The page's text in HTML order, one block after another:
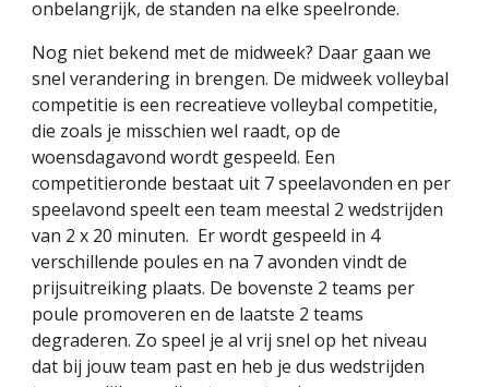
onbelangrijk, de standen na elke speelronde.
Nog niet bekend met de midweek? Daar gaan we
snel verandering in brengen. De midweek volleybal
competitie is een recreatieve volleybal competitie,
die zoals je misschien wel raadt, op de
woensdagavond wordt gespeeld. Een
competitieronde bestaat uit 7 speelavonden en per
speelavond speelt een team meestal 2 wedstrijden
van 2 x 20 minuten. Er wordt gespeeld in 4
verschillende poules en na 7 avonden vindt de
prijsuitreiking plaats. De bovenste 2 teams per
poule promoveren en de laatste 2 teams
degraderen. Zo speel je al vrij snel op het niveau
dat bij jouw team past en heb je dus wedstrijden